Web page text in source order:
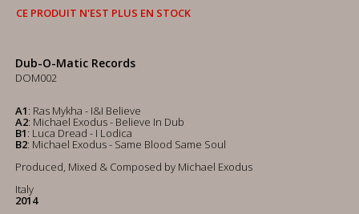
CE PRODUIT N'EST PLUS EN STOCK
Dub-O-Matic Records
DOM002
A1: Ras Mykha - I&I Believe
A2: Michael Exodus - Believe In Dub
B1: Luca Dread - I Lodica
B2: Michael Exodus - Same Blood Same Soul
Produced, Mixed & Composed by Michael Exodus
Italy
2014